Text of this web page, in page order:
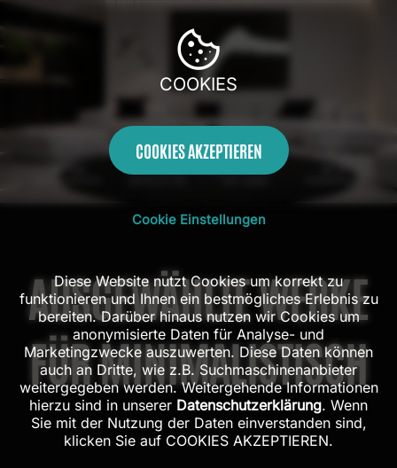
Handarbeit aus
Mit AR
AUSGEWÄHLTE WERKE
FÜR MINIMALISTISCH
COOKIES
COOKIES AKZEPTIEREN
Cookie Einstellungen
Diese Website nutzt Cookies um korrekt zu
funktionieren und Ihnen ein bestmögliches Erlebnis zu
bereiten. Darüber hinaus nutzen wir Cookies um
anonymisierte Daten für Analyse- und
Marketingzwecke auszuwerten. Diese Daten können
auch an Dritte, wie z.B. Suchmaschinenanbieter
weitergegeben werden. Weitergehende Informationen
hierzu sind in unserer Datenschutzerklärung. Wenn
Sie mit der Nutzung der Daten einverstanden sind,
klicken Sie auf COOKIES AKZEPTIEREN.